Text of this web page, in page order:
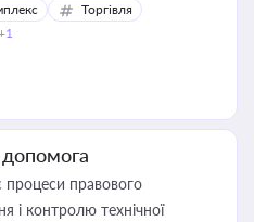
Торгівля
правового
і контролю технічної